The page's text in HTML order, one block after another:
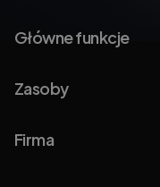
Główne funkcje
Zasoby
Firma